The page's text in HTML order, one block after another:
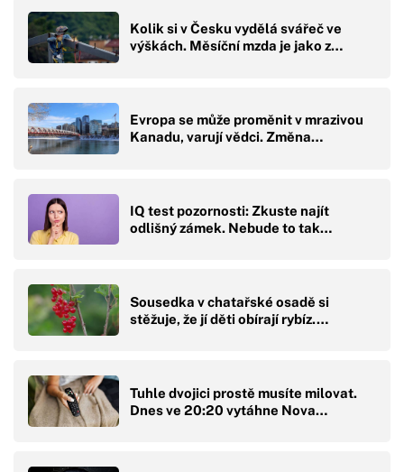
Kolik si v Česku vydělá svářeč ve
výškách. Měsíční mzda je jako z…
Evropa se může proměnit v mrazivou
Kanadu, varují vědci. Změna…
IQ test pozornosti: Zkuste najít
odlišný zámek. Nebude to tak…
Sousedka v chatařské osadě si
stěžuje, že jí děti obírají rybíz.…
Tuhle dvojici prostě musíte milovat.
Dnes ve 20:20 vytáhne Nova…